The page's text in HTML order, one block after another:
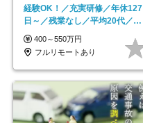
経験OK！／充実研修／年休127
日～／残業なし／平均20代／リ
モートOK
400～550万円
フルリモートあり